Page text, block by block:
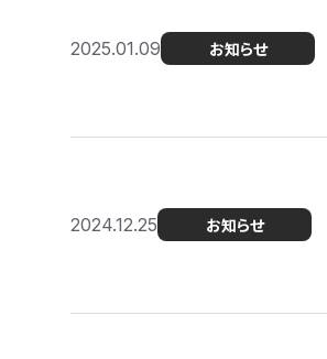
2025.01.09 お知らせ
2024.12.25 お知らせ